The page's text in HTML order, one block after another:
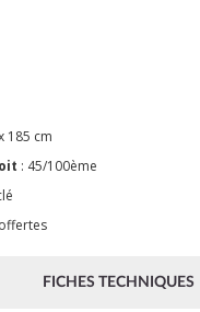
185 cm
: 45/100ème
FICHES TECHNIQUES